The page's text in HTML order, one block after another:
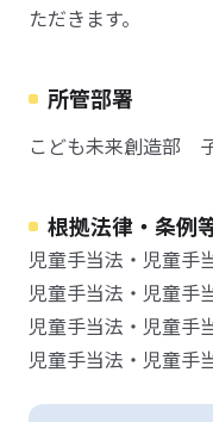
ただきます。
所管部署
こども未来創造部
根拠法律・条例
児童手当法・児童
児童手当法・児童
児童手当法・児童
児童手当法・児童